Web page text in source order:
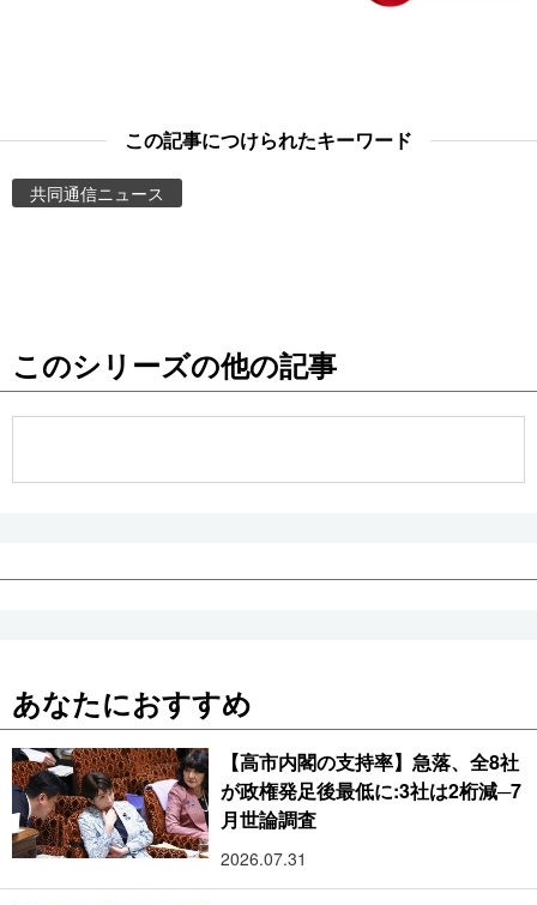
お知らせ
この記事につけられたキーワード
共同通信ニュース
このシリーズの他の記事
あなたにおすすめ
【高市内閣の支持率】急落、全8社
が政権発足後最低に:3社は2桁減─7
月世論調査
2026.07.31